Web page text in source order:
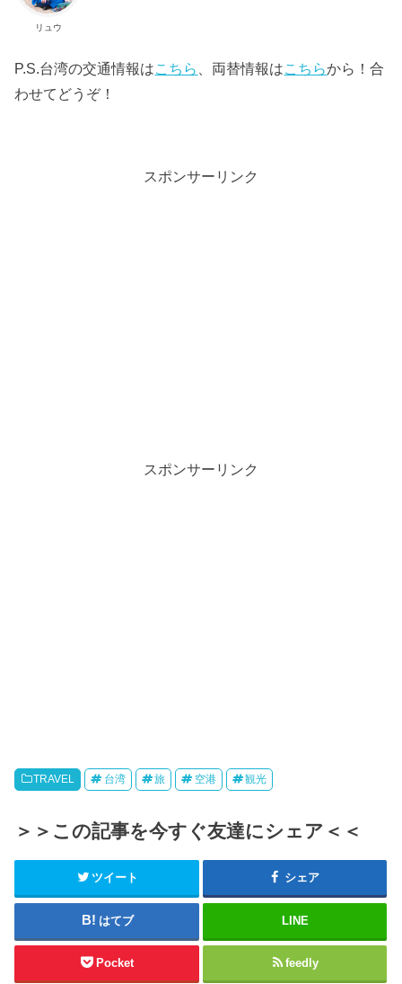
リュウ
P.S.台湾の交通情報はこちら 、両替情報はこちらから！合
わせてどうぞ！
スポンサーリンク
スポンサーリンク
TRAVEL 台湾 旅 空港 観光
＞＞この記事を今すぐ友達にシェア＜＜
ツイート シェア
はてブ LINE
Pocket feedly